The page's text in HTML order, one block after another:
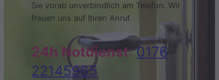
Sie vorab unverbindlich am Telefon. Wir
freuen uns auf Ihren Anruf.
24h Notdienst:0176
22145965